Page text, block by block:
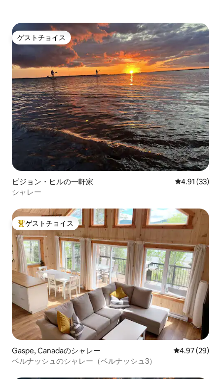
ゲストチョイス
ゲストチョイス
ピジョン・ヒルの一軒家 レビュー33
4.91 (33)
シャレー
大好評のゲストチョイスです。
ゲストチョイス
Gaspe, Canadaのシャレー レビュー29
4.97 (29)
ベルナッシュのシャレー（ベルナッシュ3）